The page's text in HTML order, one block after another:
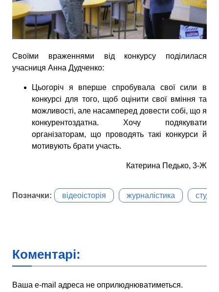
Своїми враженнями від конкурсу поділилася
учасниця Анна Дудченко:
Цьогоріч я вперше спробувала свої сили в
конкурсі для того, щоб оцінити свої вміння та
можливості, але насамперед довести собі, що я
конкурентоздатна. Хочу подякувати
організаторам, що проводять такі конкурси й
мотивують брати участь.
Катерина Педько, 3-Ж
Позначки: відеоісторія журналістика
Коментарі:
Ваша e-mail адреса не оприлюднюватиметься.